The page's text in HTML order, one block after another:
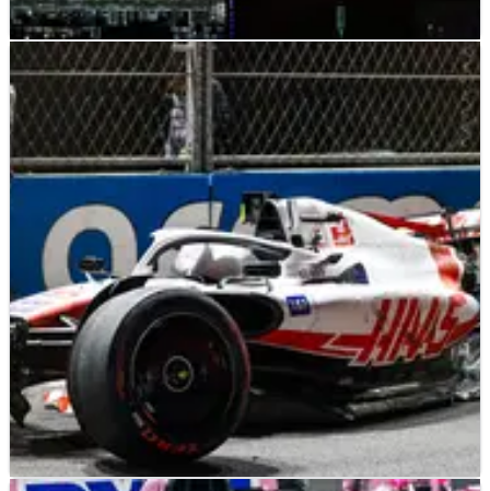
F1 FEATURE 30/03/22
Bagaimana Masa depan F1 GP Arab Saudi
setelah 2022?
Terlepas dari sebuah balapan yang&nbsp;brilian,
pertanyaan muncul atas masa depan F1 GP Arab Saudi
setelah kekacauan akhir pekan lalu.